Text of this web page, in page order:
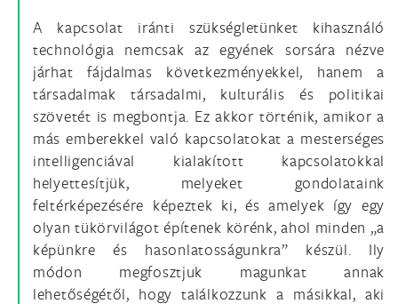
A kapcsolat iránti szükségletünket kihasználó
technológia nemcsak az egyének sorsára nézve
járhat fájdalmas következményekkel, hanem a
társadalmak társadalmi, kulturális és politikai
szövetét is megbontja. Ez akkor történik, amikor a
más emberekkel való kapcsolatokat a mesterséges
intelligenciával kialakított kapcsolatokkal
helyettesítjük, melyeket gondolataink
feltérképezésére képeztek ki, és amelyek így egy
olyan tükörvilágot építenek körénk, ahol minden „a
képünkre és hasonlatosságunkra” készül. Ily
módon megfosztjuk magunkat annak
lehetőségétől, hogy találkozzunk a másikkal, aki